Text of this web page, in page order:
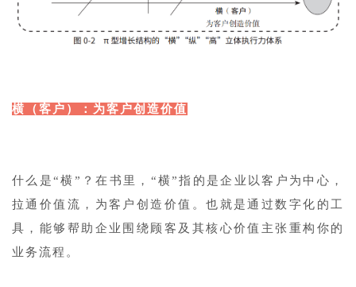
横（客户）：为客户创造价值
什么是“横”？在书里，“横”指的是企业以客户为中心，
拉通价值流，为客户创造价值。也就是通过数字化的工
具，能够帮助企业围绕顾客及其核心价值主张重构你的
业务流程。